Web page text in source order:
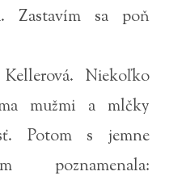
Zastavím sa poň
Niekoľko
mužmi a mlčky
Potom s jemne
poznamenala: